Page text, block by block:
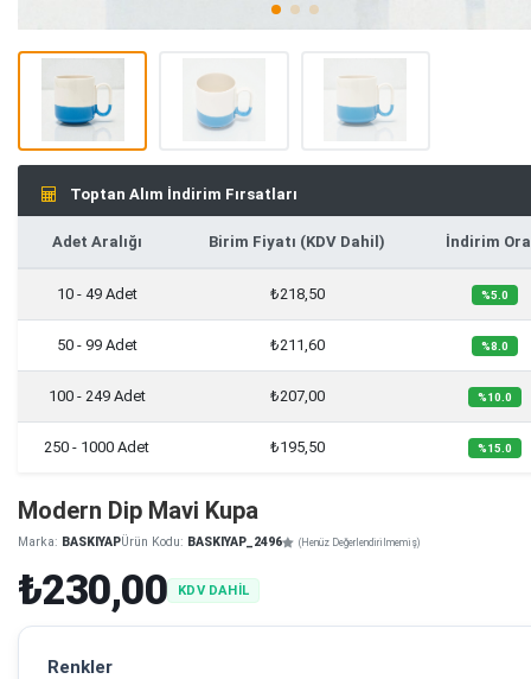
Toptan Alım İndirim Fırsatları
Adet Aralığı Birim Fiyatı (KDV Dahil) İndirim
10 - 49 Adet ₺218,50 %5.0
50 - 99 Adet ₺211,60 %8.0
100 - 249 Adet ₺207,00 %10.0
250 - 1000 Adet ₺195,50 %15.0
Modern Dip Mavi Kupa
Marka: BASKIYAPÜrün Kodu: BASKIYAP_2496 (Henüz Değerlendirilmemiş)
₺230,00 KDV DAHİL
Renkler